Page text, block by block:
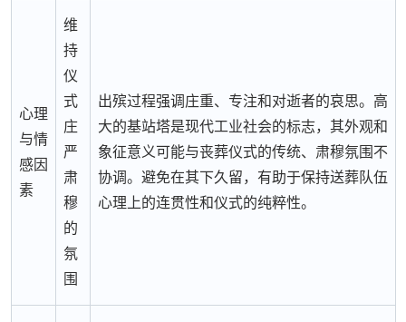
心理
与情
感因
素
维
持
仪
式
庄
严
肃
穆
的
氛
围
出殡过程强调庄重、专注和对逝者的哀思。高
大的基站塔是现代工业社会的标志，其外观和
象征意义可能与丧葬仪式的传统、肃穆氛围不
协调。避免在其下久留，有助于保持送葬队伍
心理上的连贯性和仪式的纯粹性。